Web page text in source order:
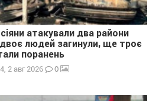
атакували два райони
людей загинули, ще троє
поранень
2 авг 2026 0